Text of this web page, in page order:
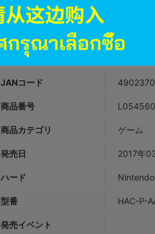
在庫あり 4,490円 税込
JANコード
商品番号
商品カテゴリ ゲーム
発売日 2017年
ハード
型番 HAC-P-
発売イベント